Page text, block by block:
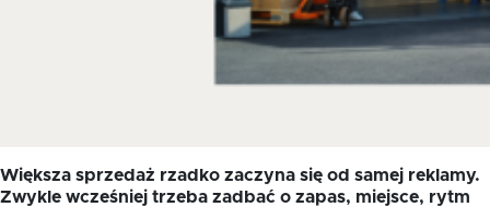
Większa sprzedaż rzadko zaczyna się od samej reklamy.
Zwykle wcześniej trzeba zadbać o zapas, miejsce, rytm